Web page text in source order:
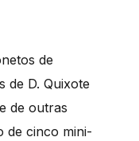
de
de D. Quixote
de outras
de cinco mini-